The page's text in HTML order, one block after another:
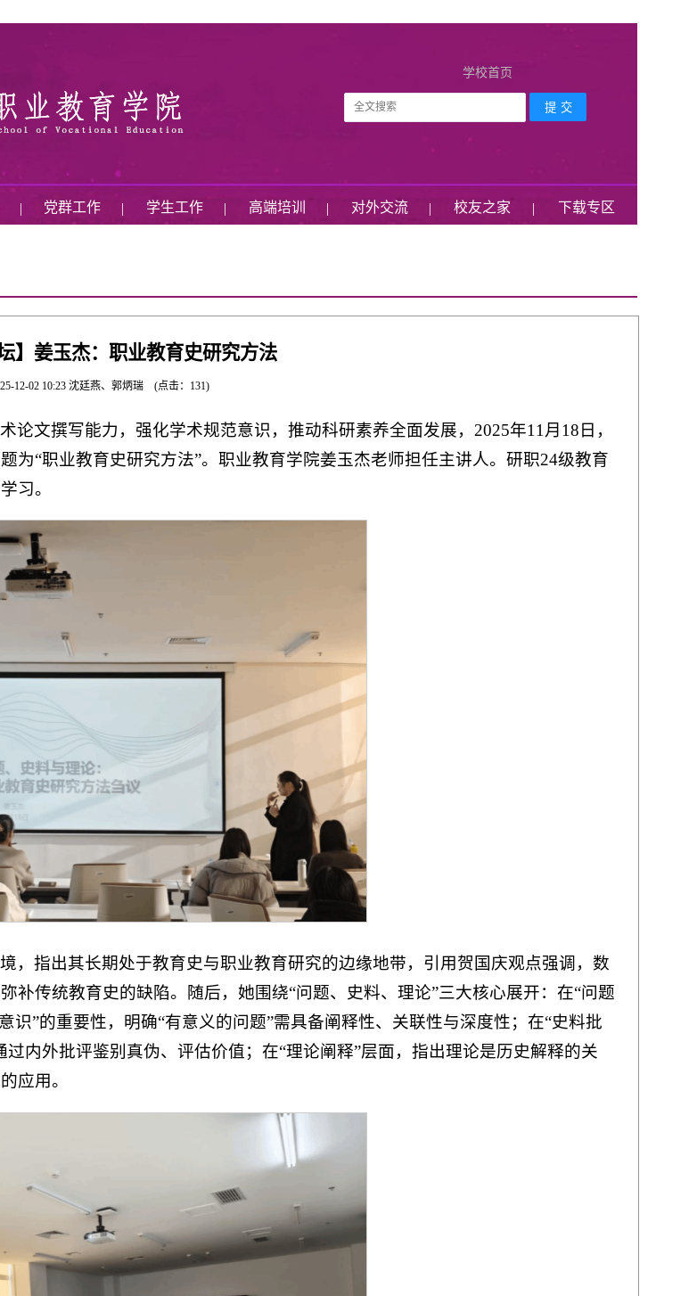
学校首页
| 党群工作 | 学生工作 | 高端培训 | 对外交流 | 校友之家 | 下载专区
】姜玉杰：职业教育史研究方法
12-02 10:23 沈廷燕、郭炳瑞 (点击： 131)
文撰写能力，强化学术规范意识，推动科研素养全面发展，2025年11月18日，
为“职业教育史研究方法”。职业教育学院姜玉杰老师担任主讲人。研职24级教育
习。
，指出其长期处于教育史与职业教育研究的边缘地带，引用贺国庆观点强调，数
补传统教育史的缺陷。随后，她围绕“问题、史料、理论”三大核心展开：在“问题
”的重要性，明确“有意义的问题”需具备阐释性、关联性与深度性；在“史料批
内外批评鉴别真伪、评估价值；在“理论阐释”层面，指出理论是历史解释的关
应用。